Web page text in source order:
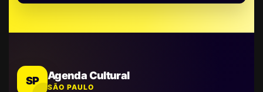
SP Agenda Cultural
SÃO PAULO